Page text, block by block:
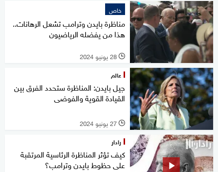
خاص
مناظرة بايدن وترامب تشعل الرهانات..
هذا من يفضله الرياضيون
l 28 يونيو 2024
عالم
جيل بايدن: المناظرة ستحدد الفرق بين
القيادة القوية والفوضى
l 27 يونيو 2024
رادار
كيف تؤثر المناظرة الرئاسية المرتقبة
على حظوط بايدن وترامب؟